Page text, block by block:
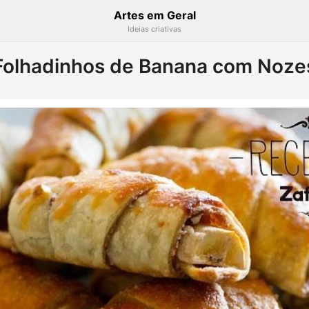
Artes em Geral
Ideias criativas
de Banana com